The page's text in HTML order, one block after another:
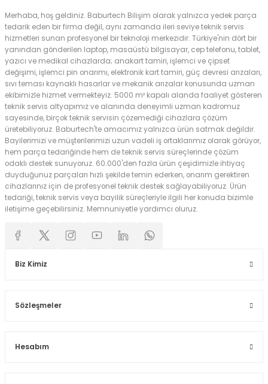
Merhaba, hoş geldiniz. Baburtech Bilişim olarak yalnızca yedek parça
tedarik eden bir firma değil, aynı zamanda ileri seviye teknik servis
hizmetleri sunan profesyonel bir teknoloji merkezidir. Türkiye'nin dört bir
yanından gönderilen laptop, masaüstü bilgisayar, cep telefonu, tablet,
yazıcı ve medikal cihazlarda; anakart tamiri, işlemci ve çipset
değişimi, işlemci pin onarımı, elektronik kart tamiri, güç devresi arızaları,
sıvı teması kaynaklı hasarlar ve mekanik arızalar konusunda uzman
ekibimizle hizmet vermekteyiz. 5000 m² kapalı alanda faaliyet gösteren
teknik servis altyapımız ve alanında deneyimli uzman kadromuz
sayesinde, birçok teknik servisin çözemediği cihazlara çözüm
üretebiliyoruz. Baburtech'te amacımız yalnızca ürün satmak değildir.
Bayilerimizi ve müşterilerimizi uzun vadeli iş ortaklarımız olarak görüyor,
hem parça tedariğinde hem de teknik servis süreçlerinde çözüm
odaklı destek sunuyoruz. 60.000'den fazla ürün çeşidimizle ihtiyaç
duyduğunuz parçaları hızlı şekilde temin ederken, onarım gerektiren
cihazlarınız için de profesyonel teknik destek sağlayabiliyoruz. Ürün
tedariği, teknik servis veya bayilik süreçleriyle ilgili her konuda bizimle
iletişime geçebilirsiniz. Memnuniyetle yardımcı oluruz.
Biz Kimiz
Sözleşmeler
Hesabım